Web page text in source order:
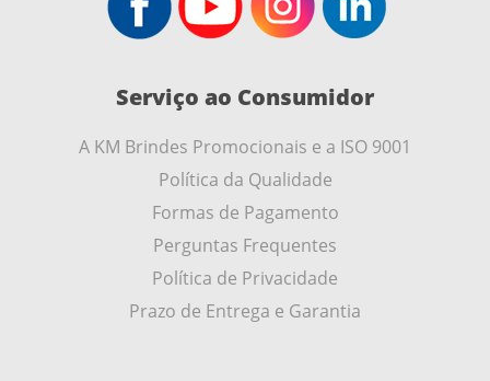
Serviço ao Consumidor
A KM Brindes Promocionais e a ISO 9001
Política da Qualidade
Formas de Pagamento
Perguntas Frequentes
Política de Privacidade
Prazo de Entrega e Garantia